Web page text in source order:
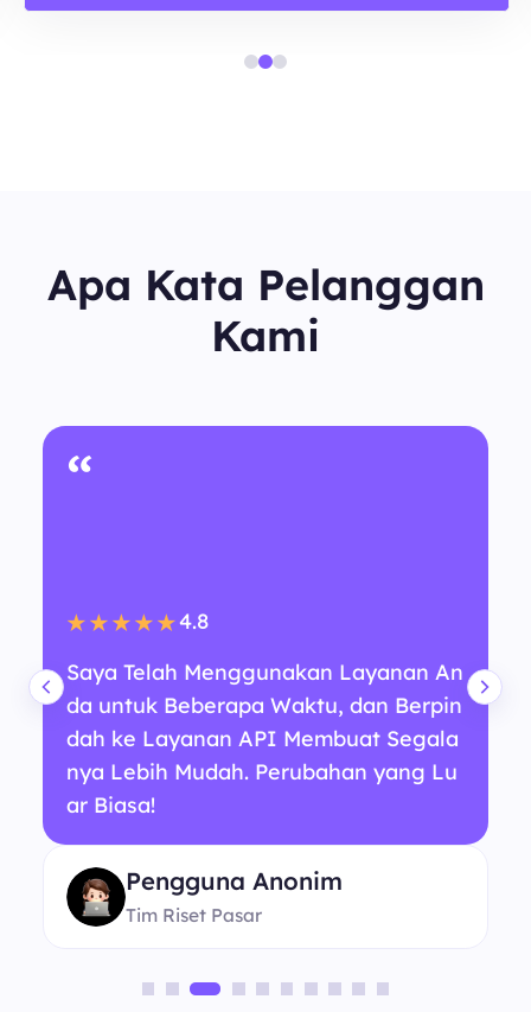
Apa Kata Pelanggan
Kami
“
★★★★★4.8
Saya Telah Menggunakan Layanan An
da untuk Beberapa Waktu, dan Berpin
dah ke Layanan API Membuat Segala
nya Lebih Mudah. Perubahan yang Lu
ar Biasa!
Pengguna Anonim
Tim Riset Pasar